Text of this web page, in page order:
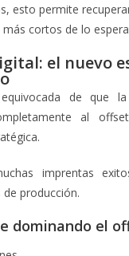
esto permite
cortos de lo
el nuevo
de que
al
imprentas
producción.
dominando el